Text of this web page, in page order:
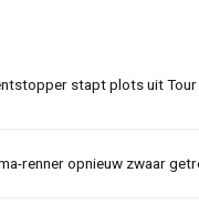
stapt plots uit Tour
renner opnieuw zwaar